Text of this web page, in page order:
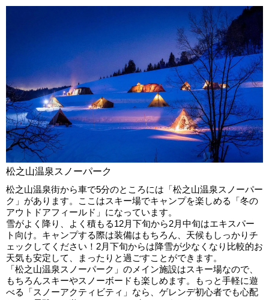
松之山温泉スノーパーク
松之山温泉街から車で5分のところには「松之山温泉スノーパー
ク」があります。ここはスキー場でキャンプを楽しめる「冬の
アウトドアフィールド」になっています。
雪がよく降り、よく積もる12月下旬から2月中旬はエキスパー
ト向け。キャンプする際は装備はもちろん、天候もしっかりチ
ェックしてください！2月下旬からは降雪が少なくなり比較的お
天気も安定して、まったりと過ごすことができます。
「松之山温泉スノーパーク」のメイン施設はスキー場なので、
もちろんスキーやスノーボードも楽しめます。もっと手軽に遊
べる「スノーアクティビティ」なら、ゲレンデ初心者でも心配